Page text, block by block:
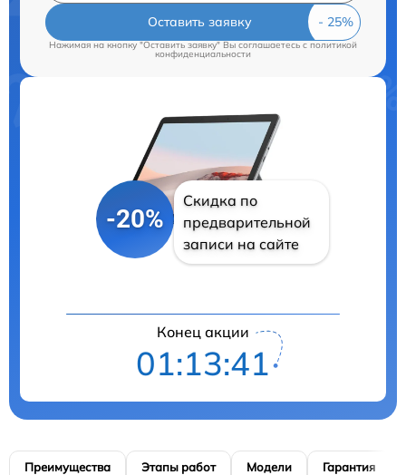
Оставить заявку
Нажимая на кнопку "Оставить заявку" Вы соглашаетесь cполитикой
конфиденциальности
-20%
Скидка по
предварительной
записи на сайте
Конец акции
01:13:41
Преимущества Этапы работ Модели Гарантия